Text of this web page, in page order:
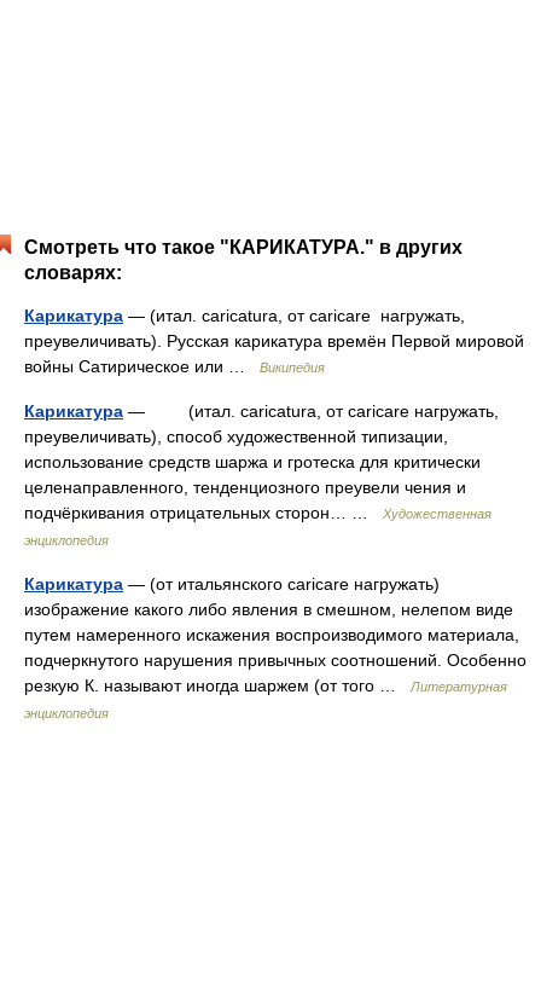
Смотреть что такое "КАРИКАТУРА." в других
словарях:
Карикатура — (итал. caricatura, от caricare нагружать,
преувеличивать). Русская карикатура времён Первой мировой
войны Сатирическое или …
Википедия
Карикатура — (итал. caricatura, от caricare нагружать,
преувеличивать), способ художественной типизации,
использование средств шаржа и гротеска для критически
целенаправленного, тенденциозного преувели чения и
подчёркивания отрицательных сторон… …
Художественная
энциклопедия
Карикатура — (от итальянского caricare нагружать)
изображение какого либо явления в смешном, нелепом виде
путем намеренного искажения воспроизводимого материала,
подчеркнутого нарушения привычных соотношений. Особенно
резкую К. называют иногда шаржем (от того …
Литературная
энциклопедия